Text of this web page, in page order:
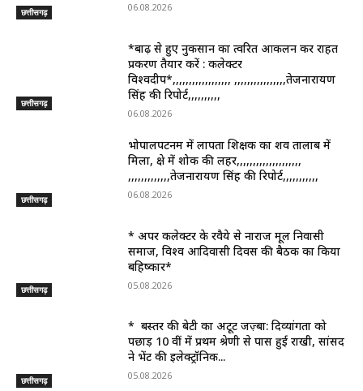
छत्तीसगढ़ 06.08.2026
छत्तीसगढ़
*बाढ़ से हुए नुकसान का त्वरित आकलन कर राहत
प्रकरण तैयार करें : कलेक्टर
विश्वदीप*,,,,,,,,,,,,,,,,,, ,,,,,,,,,,,,,,,,तेजनारायण
सिंह की रिपोर्ट,,,,,,,,,,
06.08.2026
छत्तीसगढ़
भोपालपटनम में लापता शिक्षक का शव तालाब में
मिला, क्षेत्र में शोक की लहर,,,,,,,,,,,,,,,,,,,,
,,,,,,,,,,,,,तेजनारायण सिंह की रिपोर्ट,,,,,,,,,,,
06.08.2026
छत्तीसगढ़
* अपर कलेक्टर के रवैये से नाराज मूल निवासी
समाज, विश्व आदिवासी दिवस की बैठक का किया
बहिष्कार*
05.08.2026
छत्तीसगढ़
* बस्तर की बेटी का अटूट जज़्बा: दिव्यांगता को
पछाड़ 10 वीं में प्रथम श्रेणी से पास हुई राखी, सांसद
ने भेंट की इलेक्ट्रॉनिक...
05.08.2026